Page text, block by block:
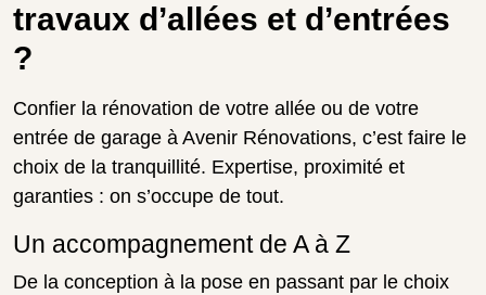
travaux d’allées et d’entrées
?
Confier la rénovation de votre allée ou de votre
entrée de garage à Avenir Rénovations, c’est faire le
choix de la tranquillité. Expertise, proximité et
garanties : on s’occupe de tout.
Un accompagnement de A à Z
De la conception à la pose en passant par le choix